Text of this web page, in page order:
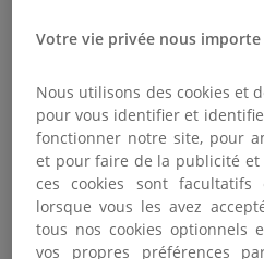
Liste
1
1.18 km
KPMG
1 Rue de l'Hôpital
59308 Valenciennes
Fermé
Votre vie privée nous importe
Nous utilisons des cookies et
pour vous identifier et
fonctionner notre site, pour
et pour faire de la publicité et
ces cookies sont
lorsque vous les avez
tous nos cookies optionnels
vos propres préférences